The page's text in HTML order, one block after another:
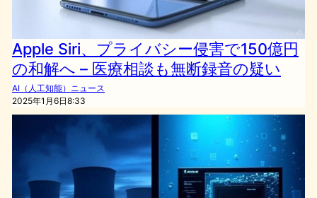
Apple Siri、プライバシー侵害で150億円
の和解へ – 医療相談も無断録音の疑い
AI（人工知能）ニュース
2025年1月6日8:33